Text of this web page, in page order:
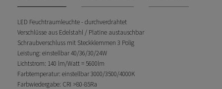
LED Feuchtraumleuchte - durchverdrahtet
Verschlüsse aus Edelstahl / Platine austauschbar
Schraubverschluss mit Steckklemmen 3 Polig
Leistung: einstellbar 40/36/30/24W
Lichtstrom: 140 lm/Watt = 5600lm
Farbtemperatur: einstellbar 3000/3500/4000K
Farbwiedergabe: CRI >80-85Ra